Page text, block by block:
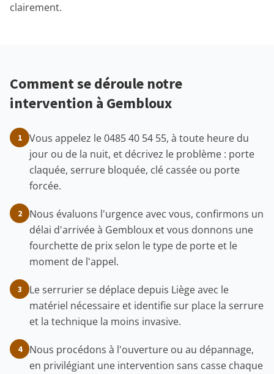
clairement.
Comment se déroule notre
intervention à Gembloux
1
Vous appelez le 0485 40 54 55, à toute heure du
jour ou de la nuit, et décrivez le problème : porte
claquée, serrure bloquée, clé cassée ou porte
forcée.
2
Nous évaluons l'urgence avec vous, confirmons un
délai d'arrivée à Gembloux et vous donnons une
fourchette de prix selon le type de porte et le
moment de l'appel.
3
Le serrurier se déplace depuis Liège avec le
matériel nécessaire et identifie sur place la serrure
et la technique la moins invasive.
4
Nous procédons à l'ouverture ou au dépannage,
en privilégiant une intervention sans casse chaque